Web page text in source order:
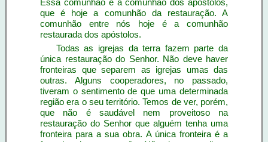
Essa comunhão é a comunhão dos apóstolos,
que é hoje a comunhão da restauração. A
comunhão entre nós hoje é a comunhão
restaurada dos apóstolos.
Todas as igrejas da terra fazem parte da
única restauração do Senhor. Não deve haver
fronteiras que separem as igrejas umas das
outras. Alguns cooperadores, no passado,
tiveram o sentimento de que uma determinada
região era o seu território. Temos de ver, porém,
que não é saudável nem proveitoso na
restauração do Senhor que alguém tenha uma
fronteira para a sua obra. A única fronteira é a